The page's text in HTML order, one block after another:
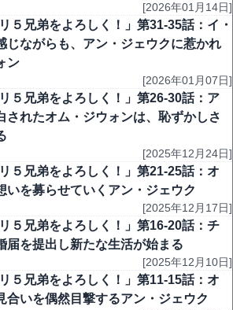
[2026年01月14日]
５兄弟をよろしく！」第31-35話：イ・
じながらも、アン・ジェウクに惹かれ
ン
[2026年01月07日]
５兄弟をよろしく！」第26-30話：ア
されたオム・ジウォンは、恥ずかしさ
[2025年12月24日]
５兄弟をよろしく！」第21-25話：オ
いを募らせていくアン・ジェウク
[2025年12月17日]
５兄弟をよろしく！」第16-20話：チ
届を提出し新たな生活が始まる
[2025年12月10日]
５兄弟をよろしく！」第11-15話：オ
合いを偶然目撃するアン・ジェウク